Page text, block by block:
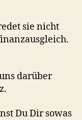
sie nicht
darüber
Du Dir sowas